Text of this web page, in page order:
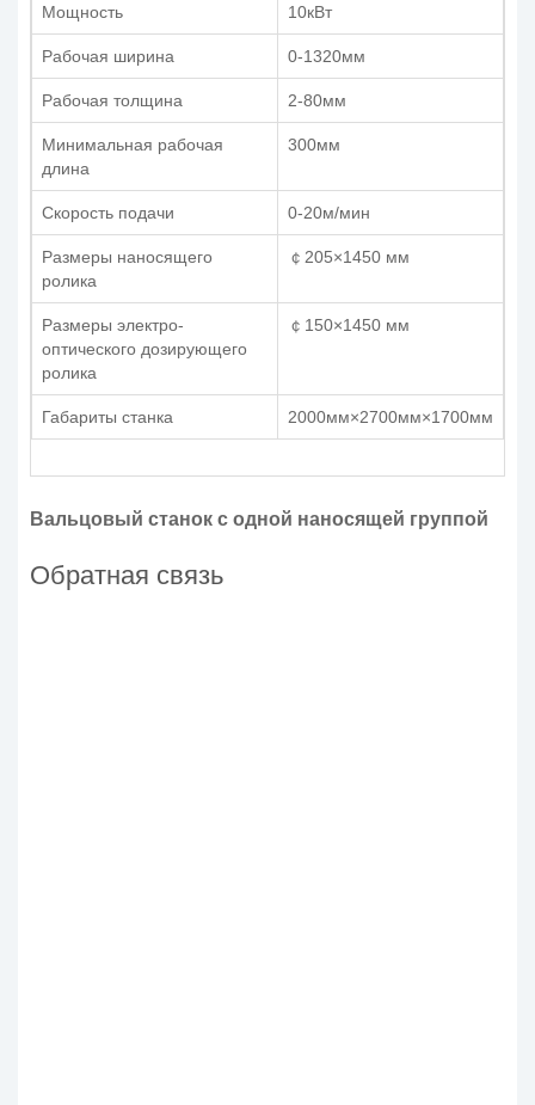
Мощность 10кВт
Рабочая ширина 0-1320мм
Рабочая толщина 2-80мм
Минимальная рабочая
длина
300мм
Скорость подачи 0-20м/мин
Размеры наносящего
ролика
￠205×1450 мм
Размеры электро-
оптического дозирующего
ролика
￠150×1450 мм
Габариты станка 2000мм×2700мм×1700мм
Вальцовый станок с одной наносящей группой
Обратная связь